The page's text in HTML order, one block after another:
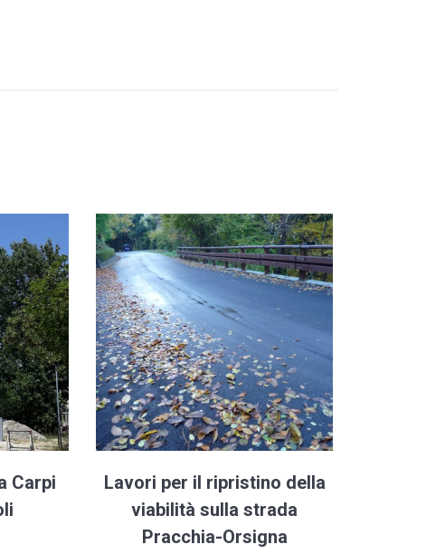
Carpi
Lavori per il ripristino della
viabilità sulla strada
Pracchia-Orsigna